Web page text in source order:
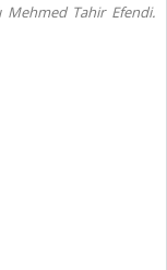
Mehmed Tahir Efendi.